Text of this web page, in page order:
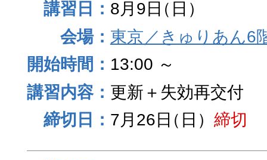
8月9日（日）
東京／きゅりあん6
13:00 ～
更新＋失効再交付
7月26日（日） 締切